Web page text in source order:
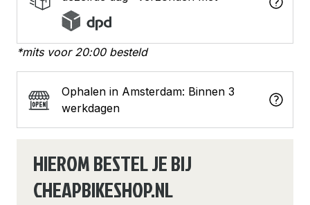
*mits voor 20:00 besteld
Ophalen in Amsterdam: Binnen 3
werkdagen
HIEROM BESTEL JE BIJ
CHEAPBIKESHOP.NL